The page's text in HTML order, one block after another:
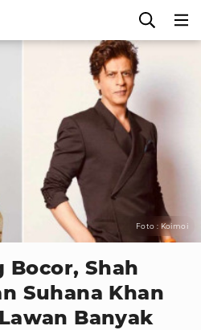
Foto : Koimoi
Bocor, Shah
Suhana Khan
Banyak